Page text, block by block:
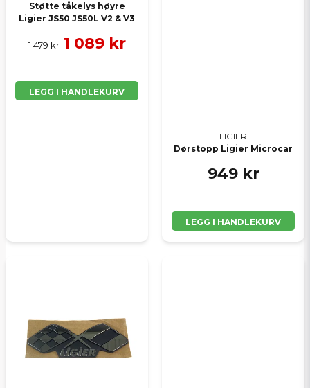
Støtte tåkelys høyre
Ligier JS50 JS50L V2 & V3
1 479 kr 1 089 kr
LEGG I HANDLEKURV
LIGIER
Dørstopp Ligier Microcar
949 kr
LEGG I HANDLEKURV